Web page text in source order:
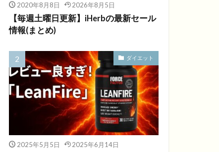
2020年8月8日 2026年8月5日
【毎週土曜日更新】iHerbの最新セール
情報(まとめ)
ダイエット
2025年5月5日 2025年6月14日